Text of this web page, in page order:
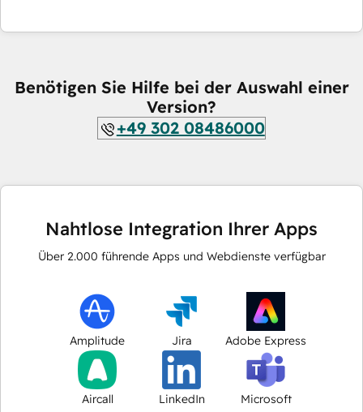
Benötigen Sie Hilfe bei der Auswahl einer
Version?
+49 302 08486000
Nahtlose Integration Ihrer Apps
Über 2.000 führende Apps und Webdienste verfügbar
Amplitude Jira Adobe Express
Aircall LinkedIn
Microsoft